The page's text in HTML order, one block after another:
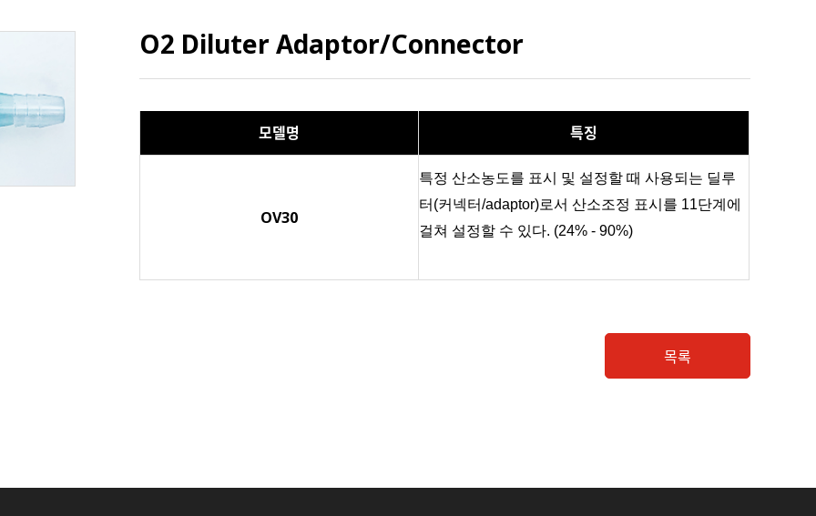
O2 Diluter Adaptor/Connector
모델명 특징
OV30
특정 산소농도를 표시 및 설정할 때 사용되는 딜루
터(커넥터/adaptor)로서 산소조정 표시를 11단계에
걸쳐 설정할 수 있다. (24% - 90%)
목록